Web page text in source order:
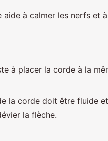
à calmer les nerfs et
à placer la corde à la
la corde doit être fluide
la flèche.